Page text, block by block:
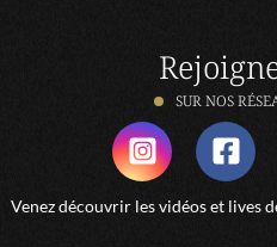
Spiritualité
Tarot et
Voyance et
SUR NOS
Venez découvrir les vidéos et lives